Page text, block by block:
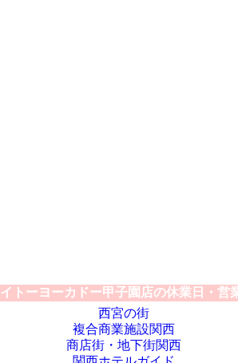
イトーヨーカドー甲子園店の休業日・
西宮の街
複合商業施設関西
商店街・地下街関西